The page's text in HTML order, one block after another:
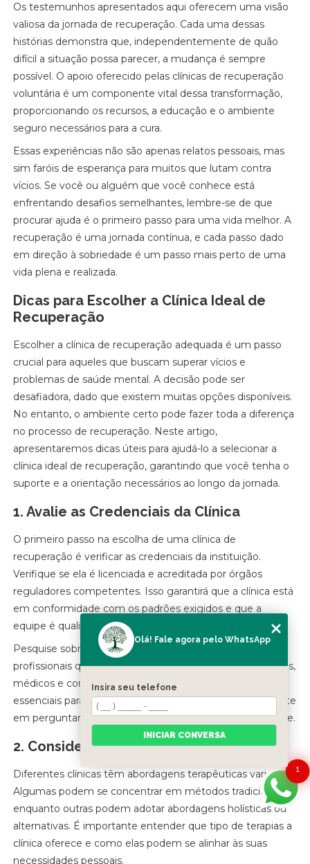
Os testemunhos apresentados aqui oferecem uma visão
valiosa da jornada de recuperação. Cada uma dessas
histórias demonstra que, independentemente de quão
difícil a situação possa parecer, a mudança é sempre
possível. O apoio oferecido pelas clínicas de recuperação
voluntária é um componente vital dessa transformação,
proporcionando os recursos, a educação e o ambiente
seguro necessários para a cura.
Essas experiências não são apenas relatos pessoais, mas
sim faróis de esperança para muitos que lutam contra
vícios. Se você ou alguém que você conhece está
enfrentando desafios semelhantes, lembre-se de que
procurar ajuda é o primeiro passo para uma vida melhor. A
recuperação é uma jornada contínua, e cada passo dado
em direção à sobriedade é um passo mais perto de uma
vida plena e realizada.
Dicas para Escolher a Clínica Ideal de
Recuperação
Escolher a clínica de recuperação adequada é um passo
crucial para aqueles que buscam superar vícios e
problemas de saúde mental. A decisão pode ser
desafiadora, dado que existem muitas opções disponíveis.
No entanto, o ambiente certo pode fazer toda a diferença
no processo de recuperação. Neste artigo,
apresentaremos dicas úteis para ajudá-lo a selecionar a
clínica ideal de recuperação, garantindo que você tenha o
suporte e a orientação necessários ao longo da jornada.
1. Avalie as Credenciais da Clínica
O primeiro passo na escolha de uma clínica de
recuperação é verificar as credenciais da instituição.
Verifique se ela é licenciada e acreditada por órgãos
reguladores competentes. Isso garantirá que a clínica está
em conformidade com os padrões exigidos e que a
equipe é qualificada para oferecer tratamento adequado.
Pesquise sobre a experiência e a formação dos
profissionais que trabalham na clínica, incluindo terapeutas,
médicos e conselheiros. Equipes bem treinadas são
essenciais para um tratamento eficaz, portanto, não hesite
em perguntar sobre a formação e a experiência da equipe.
2. Considere a Abordagem Terapêutica
Diferentes clínicas têm abordagens terapêuticas variadas.
Algumas podem se concentrar em métodos tradicionais,
enquanto outras podem adotar abordagens holísticas ou
alternativas. É importante entender que tipo de terapias a
clínica oferece e como elas podem se alinhar às suas
necessidades pessoais.
1
Olá! Fale agora pelo WhatsApp
Insira seu telefone
INICIAR CONVERSA